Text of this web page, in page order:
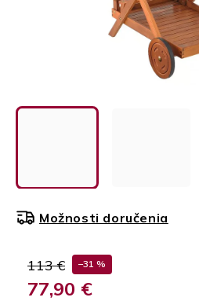
113 € –31 %
77,90 €
Možnosti doručenia